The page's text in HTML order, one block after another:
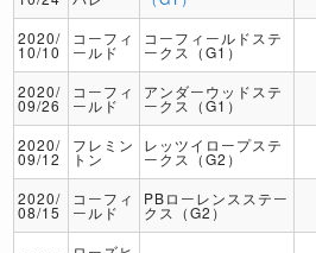
2020/
10/10
コーフィ
ールド
コーフィールドステ
ークス（G1）
2020/
09/26
コーフィ
ールド
アンダーウッドステ
ークス（G1）
2020/
09/12
フレミン
トン
レッツイロープステ
ークス（G2）
2020/
08/15
コーフィ
ールド
PBローレンスステー
クス（G2）